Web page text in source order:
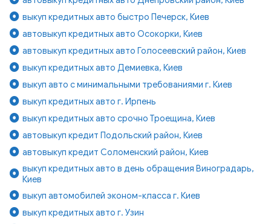
выкуп кредитных авто быстро Печерск, Киев
автовыкуп кредитных авто Осокорки, Киев
автовыкуп кредитных авто Голосеевский район, Киев
выкуп кредитных авто Демиевка, Киев
выкуп авто с минимальными требованиями г. Киев
выкуп кредитных авто г. Ирпень
выкуп кредитных авто срочно Троещина, Киев
автовыкуп кредит Подольский район, Киев
автовыкуп кредит Соломенский район, Киев
выкуп кредитных авто в день обращения Виноградарь,
Киев
выкуп автомобилей эконом-класса г. Киев
выкуп кредитных авто г. Узин